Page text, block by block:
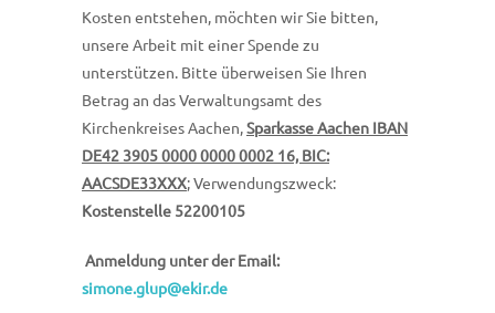
Kosten entstehen, möchten wir Sie bitten,
unsere Arbeit mit einer Spende zu
unterstützen. Bitte überweisen Sie Ihren
Betrag an das Verwaltungsamt des
Kirchenkreises Aachen,Sparkasse Aachen IBAN
DE42 3905 0000 0000 0002 16, BIC:
AACSDE33XXX; Verwendungszweck:
Kostenstelle 52200105
Anmeldung unter der Email:
simone.glup@ekir.de